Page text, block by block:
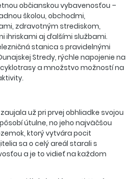
občianskou vybavenosťou –
školou, obchodmi,
zdravotným strediskom,
ihriskami aj ďalšími službami.
stanica s pravidelnými
Stredy, rýchle napojenie na
a množstvo možností na
už pri prvej obhliadke svojou
útulne, no jeho najväčšou
ktorý vytvára pocit
sa o celý areál starali s
a je to vidieť na každom